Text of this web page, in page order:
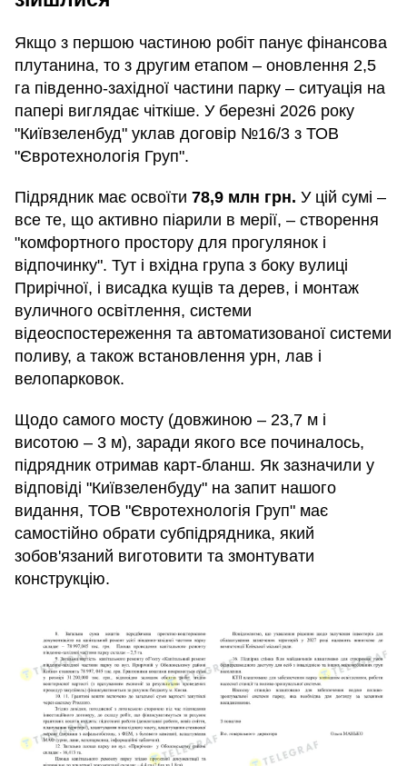
Якщо з першою частиною робіт панує фінансова
плутанина, то з другим етапом – оновлення 2,5
га південно-західної частини парку – ситуація на
папері виглядає чіткіше. У березні 2026 року
"Київзеленбуд" уклав договір №16/3 з ТОВ
"Євротехнологія Груп".
Підрядник має освоїти 78,9 млн грн. У цій сумі –
все те, що активно піарили в мерії, – створення
"комфортного простору для прогулянок і
відпочинку". Тут і вхідна група з боку вулиці
Прирічної, і висадка кущів та дерев, і монтаж
вуличного освітлення, системи
відеоспостереження та автоматизованої системи
поливу, а також встановлення урн, лав і
велопарковок.
Щодо самого мосту (довжиною – 23,7 м і
висотою – 3 м), заради якого все починалось,
підрядник отримав карт-бланш. Як зазначили у
відповіді "Київзеленбуду" на запит нашого
видання, ТОВ "Євротехнологія Груп" має
самостійно обрати субпідрядника, який
зобов'язаний виготовити та змонтувати
конструкцію.